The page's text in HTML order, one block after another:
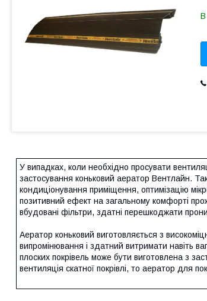
В
У випадках, коли необхідно просувати
застосування коньковий аератор Вентлайн.
кондиціонування приміщення, оптимізацію
позитивний ефект на загальному комфорті
вбудовані фільтри, здатні перешкоджати
Аератор коньковий виготовляється з
випромінювання і здатний витримати навіть
плоских покрівель може бути виготовлена з
вентиляція скатної покрівлі, то аератор для